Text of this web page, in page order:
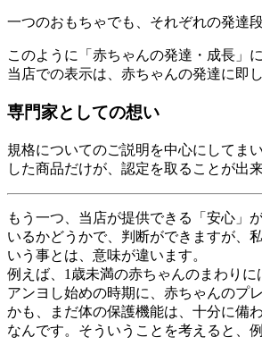
一つのおもちゃでも、それぞれの発達
このように「赤ちゃんの発達・成長」
当店での表示は、赤ちゃんの発達に即
専門家としての想い
規格についてのご説明を中心にしてま
した商品だけが、認定を取ることが出
もう一つ、当店が提供できる「安心」
いるかどうかで、判断ができますが、
いう事とは、意味が違います。
例えば、1歳未満の赤ちゃんのまわり
アンヨし始めの時期に、赤ちゃんのプ
かも、まだ体の保護機能は、十分に備
なんです。そういうことを考えると、